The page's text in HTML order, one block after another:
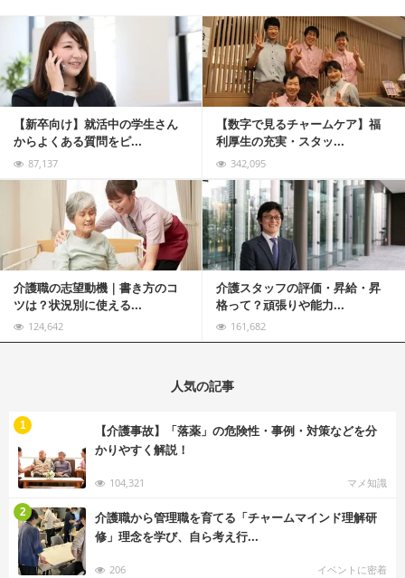
【新卒向け】就活中の学生さん
からよくある質問をピ...
87,137
【数字で見るチャームケア】福
利厚生の充実・スタッ...
342,095
記事を読む
介護職の志望動機｜書き方のコ
ツは？状況別に使える...
124,642
介護スタッフの評価・昇給・昇
格って？頑張りや能力...
161,682
記事を読む
人気の記事
【介護事故】「落薬」の危険性・事例・対策などを分
かりやすく解説！
104,321 マメ知識
1
介護職から管理職を育てる「チャームマインド理解研
修」理念を学び、自ら考え行...
206 イベントに密着
2